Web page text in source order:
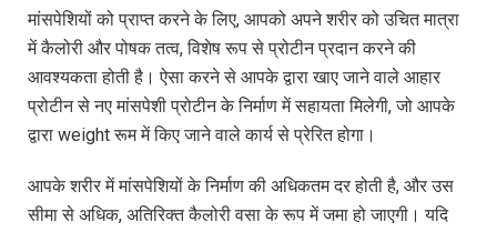
मांसपेशियों को प्राप्त करने के लिए, आपको अपने शरीर को उचित मात्रा
में कैलोरी और पोषक तत्व, विशेष रूप से प्रोटीन प्रदान करने की
आवश्यकता होती है। ऐसा करने से आपके द्वारा खाए जाने वाले आहार
प्रोटीन से नए मांसपेशी प्रोटीन के निर्माण में सहायता मिलेगी, जो आपके
द्वारा weight रूम में किए जाने वाले कार्य से प्रेरित होगा।
आपके शरीर में मांसपेशियों के निर्माण की अधिकतम दर होती है, और उस
सीमा से अधिक, अतिरिक्त कैलोरी वसा के रूप में जमा हो जाएगी। यदि